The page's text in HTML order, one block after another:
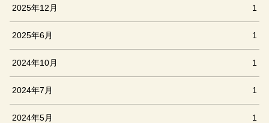
2025年12月 1
2025年6月 1
2024年10月 1
2024年7月 1
2024年5月 1